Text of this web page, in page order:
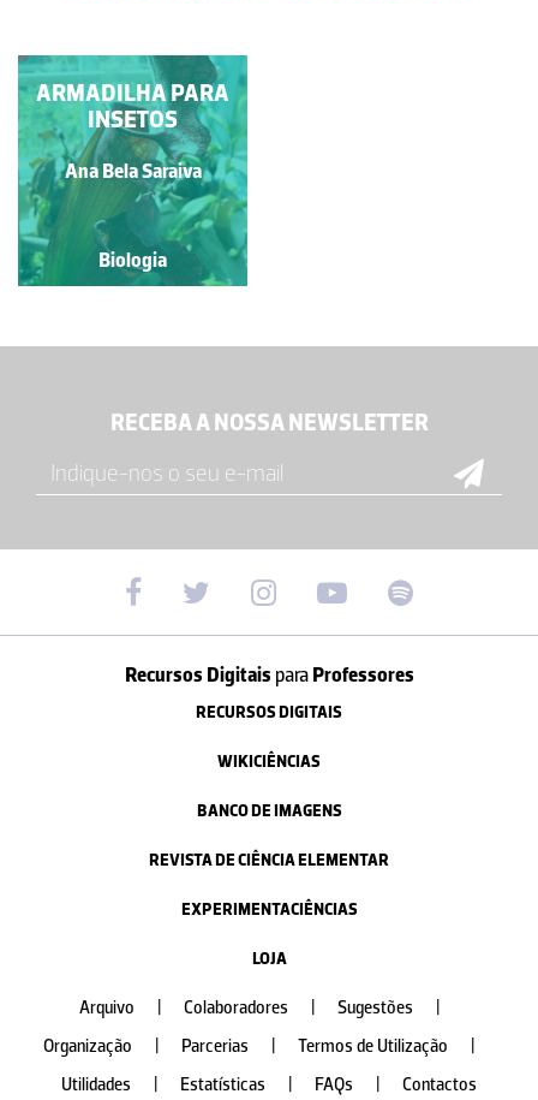
ARMADILHA PARA
INSETOS
Ana Bela Saraiva
Biologia
RECEBA A NOSSA NEWSLETTER
Recursos Digitais paraProfessores
RECURSOS DIGITAIS
WIKICIÊNCIAS
BANCO DE IMAGENS
REVISTA DE CIÊNCIA ELEMENTAR
EXPERIMENTACIÊNCIAS
LOJA
Arquivo Colaboradores Sugestões
Organização
Parcerias Termos de Utilização
Utilidades
Estatísticas FAQs Contactos